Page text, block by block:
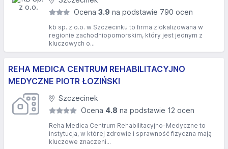
Ocena3.9 na podstawie 790 ocen
kb sp. z o.o. w Szczecinku to firma zlokalizowana w
regionie zachodniopomorskim, który jest jednym z
kluczowych o...
REHA MEDICA CENTRUM REHABILITACYJNO
MEDYCZNE PIOTR ŁOZIŃSKI
Szczecinek
Ocena 4.8 na podstawie 12 ocen
Reha Medica Centrum Rehabilitacyjno-Medyczne to
instytucja, w której zdrowie i sprawność fizyczna mają
kluczowe znaczeni...